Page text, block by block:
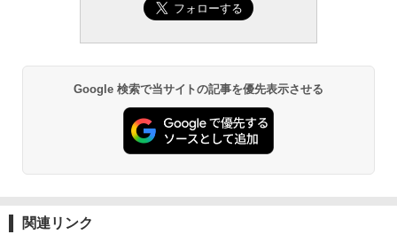
Google 検索で当サイトの記事を優先表示させる
関連リンク